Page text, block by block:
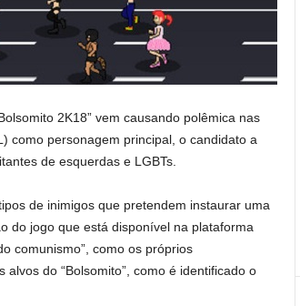
2K18” vem causando polêmica nas
como personagem principal, o candidato a
de esquerdas e LGBTs.
de inimigos que pretendem instaurar uma
do jogo que está disponível na plataforma
comunismo”, como os próprios
do “Bolsomito”, como é identificado o